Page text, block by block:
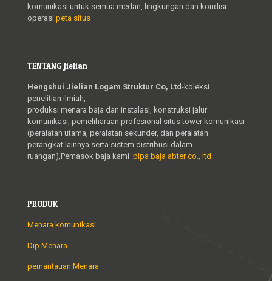
komunikasi untuk semua medan, lingkungan dan kondisi
operasi. peta situs
TENTANG Jielian
Hengshui Jielian Logam Struktur Co, Ltd-koleksi
penelitian ilmiah,
produksi menara baja dan instalasi, konstruksi jalur
komunikasi, pemeliharaan profesional situs tower komunikasi
(peralatan utama, peralatan sekunder, dan peralatan
perangkat lainnya serta sistem distribusi dalam
ruangan),Pemasok baja kami :pipa baja abter co., ltd
PRODUK
Menara komunikasi
Dip Menara
pemantauan Menara